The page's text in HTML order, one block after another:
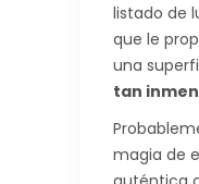
listado de
que le
una
tan
magia de